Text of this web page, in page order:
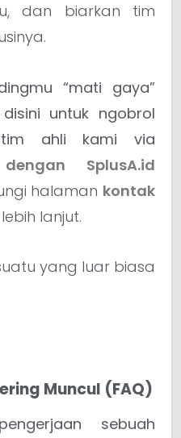
dan biarkan tim
“mati gaya”
untuk ngobrol
tim ahli kami via
SplusA.id
halaman kontak
lanjut.
yang luar biasa
Muncul (FAQ)
sebuah